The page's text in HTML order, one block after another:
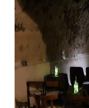
Porrón de
Roa